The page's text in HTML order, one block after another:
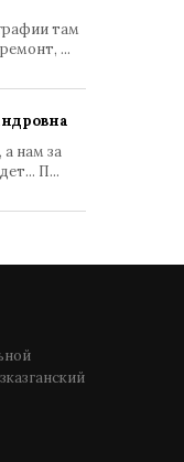
там
...
а нам за
П...